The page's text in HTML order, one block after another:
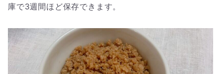
庫で3週間ほど保存できます。